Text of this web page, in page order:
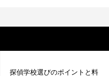
探偵学校選びのポイントと料